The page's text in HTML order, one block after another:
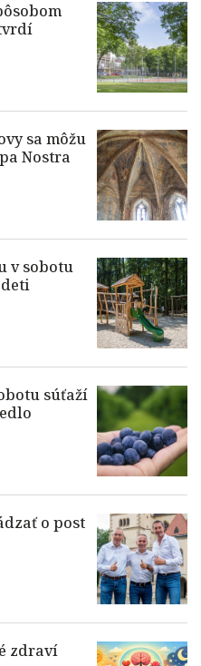
sa môžu
Nostra
v sobotu
súťaží
o post
zdraví